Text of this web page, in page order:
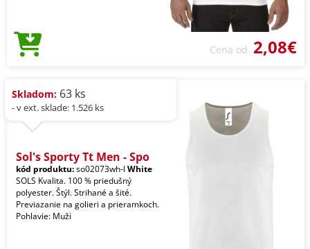
Cena od 2,08€
Skladom: 63 ks
- v ext. sklade: 1.526 ks
Sol's Sporty Tt Men - Spo
kód produktu:so02073wh-l White
SOLS Kvalita. 100 % priedušný
polyester. Štýl. Strihané a šité.
Previazanie na golieri a prieramkoch.
Pohlavie: Muži